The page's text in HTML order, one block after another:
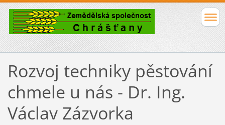
Rozvoj techniky pěstování
chmele u nás - Dr. Ing.
Václav Zázvorka